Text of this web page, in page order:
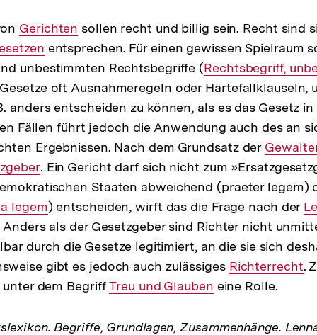
Interner
Link:
Gerichten sollen recht und billig sein. Recht sind
entsprechen. Für einen gewissen Spielraum
unbestimmten Rechtsbegriffe (Interner
Link:
Rechtsbegriff,
oft Ausnahmeregeln oder Härtefallklauseln,
anders entscheiden zu können, als es das Gesetz in
Fällen führt jedoch die Anwendung auch des an
Ergebnissen. Nach dem Grundsatz der Interner
Link:
. Ein Gericht darf sich nicht zum
Staaten abweichend (praeter legem)
legem) entscheiden, wirft das die Frage nach der
als der Gesetzgeber sind Richter nicht
durch die Gesetze legitimiert, an die sie sich
gibt es jedoch auch zulässiges Interner
Link:
Richterrecht.
unter dem BegriffInterner
Treu und Glauben eine Rolle.
Begriffe, Grundlagen, Zusammenhänge.